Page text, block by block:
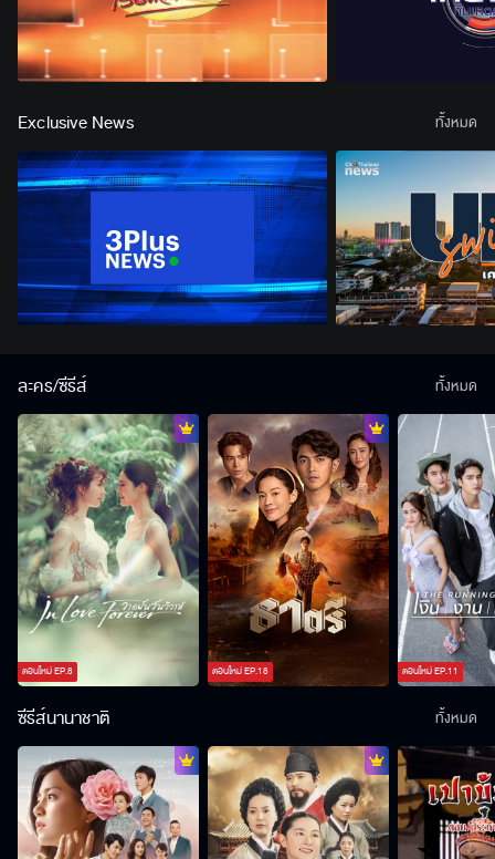
Exclusive News ทั้งหมด
ละคร/ซีรีส์
ตอนใหม่EP.8 ตอนใหม่EP.18 ตอนใหม่EP.11
ทั้งหมด
ซีรีส์นานาชาติ ทั้งหมด